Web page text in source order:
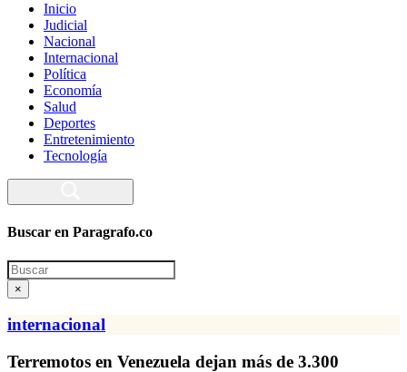
Inicio
Judicial
Nacional
Internacional
Política
Economía
Salud
Deportes
Entretenimiento
Tecnología
Buscar en Paragrafo.co
Search
×
internacional
Terremotos en Venezuela dejan más de 3.300